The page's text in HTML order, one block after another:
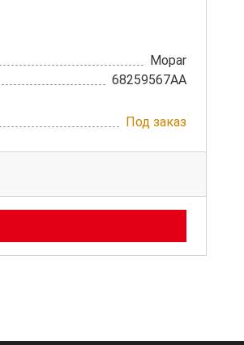
Mopar
68259567AA
Под заказ